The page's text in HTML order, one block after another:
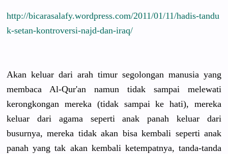
http://bicarasalafy.wordpress.com/2011/01/11/hadis-tandu
k-setan-kontroversi-najd-dan-iraq/
Akan keluar dari arah timur segolongan manusia yang
membaca Al-Qur'an namun tidak sampai melewati
kerongkongan mereka (tidak sampai ke hati), mereka
keluar dari agama seperti anak panah keluar dari
busurnya, mereka tidak akan bisa kembali seperti anak
panah yang tak akan kembali ketempatnya, tanda-tanda